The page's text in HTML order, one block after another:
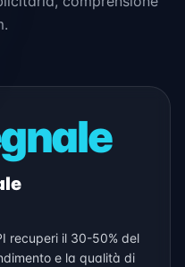
recuperi il 30-50% del
e la qualità di